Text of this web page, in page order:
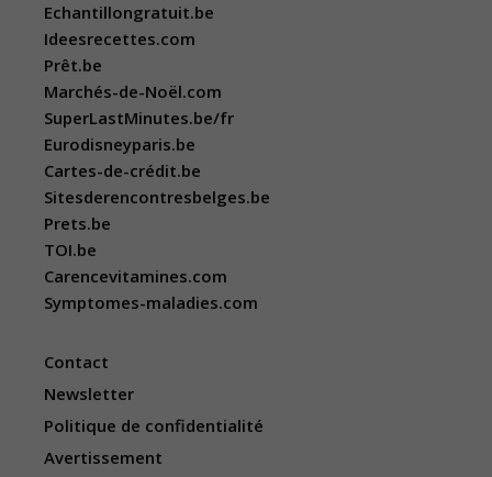
Echantillongratuit.be
Ideesrecettes.com
Prêt.be
Marchés-de-Noël.com
SuperLastMinutes.be/fr
Eurodisneyparis.be
Cartes-de-crédit.be
Sitesderencontresbelges.be
Prets.be
TOI.be
Carencevitamines.com
Symptomes-maladies.com
Contact
Newsletter
Politique de confidentialité
Avertissement